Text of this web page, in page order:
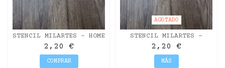
STENCIL MILARTES - HOME
2,20 €
COMPRAR
AGOTADO
STENCIL MILARTES -
RAYAS
2,20 €
MÁS